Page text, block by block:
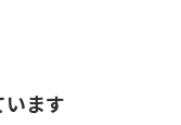
います